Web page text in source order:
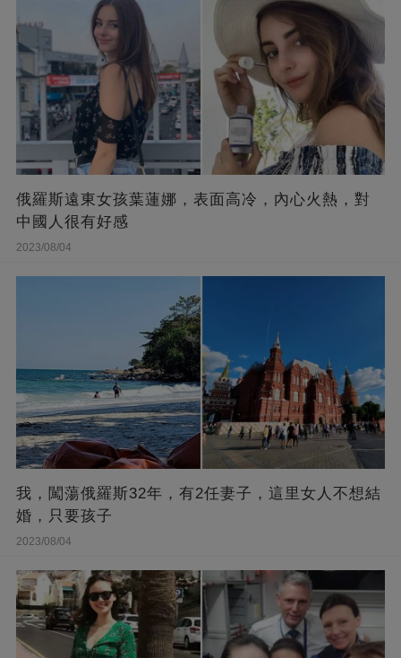
俄羅斯遠東女孩葉蓮娜，表面高冷，內心火熱，對
中國人很有好感
2023/08/04
我，闖蕩俄羅斯32年，有2任妻子，這里女人不想結
婚，只要孩子
2023/08/04